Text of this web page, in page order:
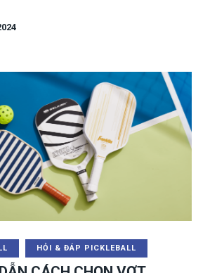
HỎI & ĐÁP PICKLEBALL